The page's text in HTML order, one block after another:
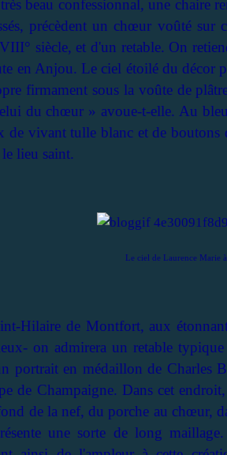
beau confessionnal, une chaire
précèdent un chœur voûté
siècle, et d'un retable. On
en Anjou. Le ciel étoilé du décor
firmament sous la voûte de
du chœur » avoue-t-elle. Au
de vivant tulle blanc et de boutons
le lieu saint.
Le ciel de Laurence Marie à
Hilaire de Montfort, aux
on admirera un retable
portrait en médaillon de Charles
de Champaigne. Dans cet
de la nef, du porche au chœur,
une sorte de long